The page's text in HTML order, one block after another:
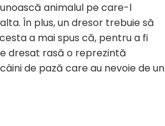
animalul pe care-l
În plus, un dresor trebuie să
a mai spus că, pentru a fi
dresat rasă o reprezintă
de pază care au nevoie de un